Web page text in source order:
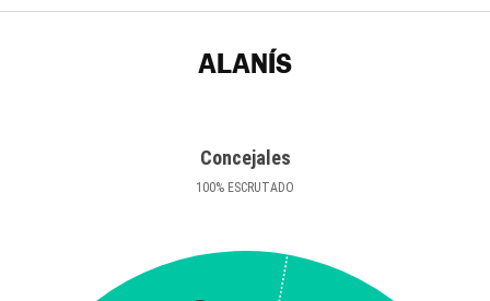
ALANÍS
Concejales
100% ESCRUTADO